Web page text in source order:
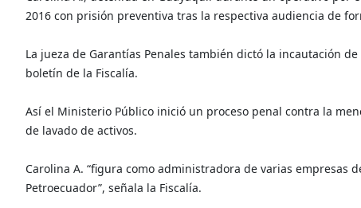
2016 con prisión preventiva tras la respectiva audiencia de
La jueza de Garantías Penales también dictó la incautación
boletín de la Fiscalía.
Así el Ministerio Público inició un proceso penal contra la
de lavado de activos.
Carolina A. “figura como administradora de varias empresas
Petroecuador”, señala la Fiscalía.